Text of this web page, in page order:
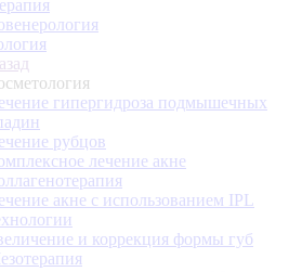
гипергидроза подмышечных
рубцов
лечение акне
акне с использованием IPL
и коррекция формы губ